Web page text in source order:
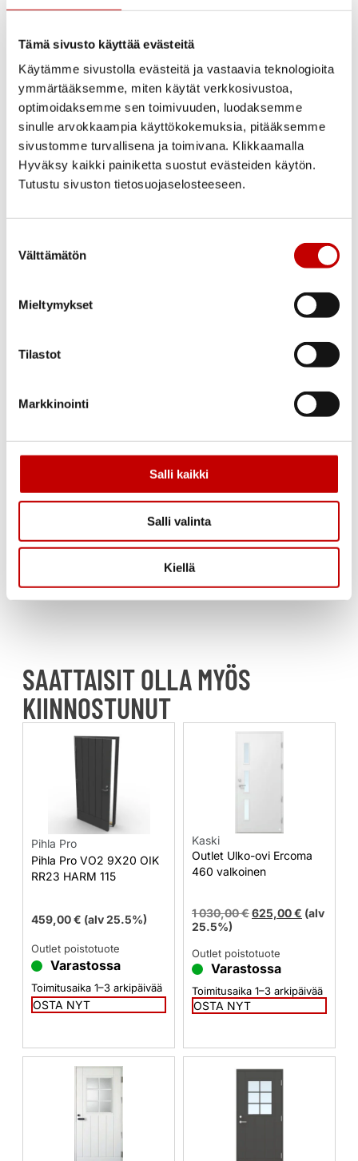
Tämä sivusto käyttää evästeitä
Käytämme sivustolla evästeitä ja vastaavia teknologioita
ymmärtääksemme, miten käytät verkkosivustoa,
optimoidaksemme sen toimivuuden, luodaksemme
sinulle arvokkaampia käyttökokemuksia, pitääksemme
sivustomme turvallisena ja toimivana. Klikkaamalla
Hyväksy kaikki painiketta suostut evästeiden käytön.
Tutustu sivuston tietosuojaselosteeseen.
valinta
Välttämätön
Mieltymykset
Tilastot
Markkinointi
Salli kaikki
Salli valinta
Kiellä
KP4190 lukkorunko 0092B vastalevy
Tiivistys ja eristys
Ovilehdessä ja karmissa muotoiltu tiiviste
ja EPS-200 polystyreeni lämmöneriste
Lasi
Crepilasi, argonkaasutäytteinen 3-
Mäntyliimapuukarmi 53×115 mm,
<1,0 W/m²K
Vasen tai oikea
Takuu
1 vuoden rakennetakuu
Luotettavuus
SAATTAISIT OLLA MYÖS
KIINNOSTUNUT
Pihla Pro
Pihla Pro VO2 9X20 OIK
RR23 HARM 115
459,00€ (alv 25.5%)
Outlet poistotuote
Varastossa
Toimitusaika 1–3 arkipäivää
OSTA NYT
Kaski
Outlet Ulko-ovi Ercoma
460 valkoinen
1 030,00€625,00€ (alv
25.5%)
Outlet poistotuote
Varastossa
Toimitusaika 1–3 arkipäivää
OSTA NYT